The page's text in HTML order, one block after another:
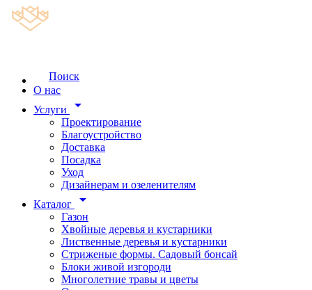
Поиск
О нас
Услуги
arrow_drop_down
Проектирование
Благоустройство
Доставка
Посадка
Уход
Дизайнерам и озеленителям
Каталог
arrow_drop_down
Газон
Хвойные деревья и кустарники
Лиственные деревья и кустарники
Стриженые формы. Садовый бонсай
Блоки живой изгороди
Многолетние травы и цветы